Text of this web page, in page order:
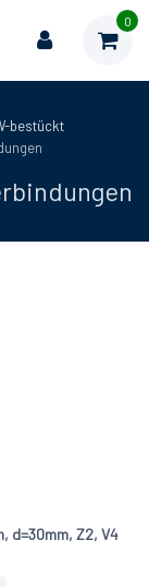
0
bestückt
d=30mm, Z2, V4